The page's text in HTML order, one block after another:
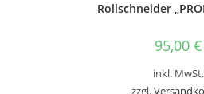
Rollschneider
95,00 €
inkl. MwSt.